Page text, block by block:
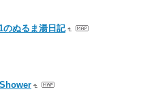
のぬるま湯日記